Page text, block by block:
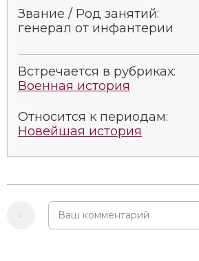
Звание / Род занятий:
генерал от инфантерии
Встречается в рубриках:
Военная история
Относится к периодам:
Новейшая история